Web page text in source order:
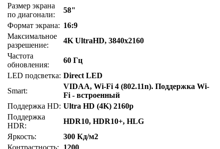
Размер экрана
по диагонали:
58"
Формат экрана: 16:9
Максимальное
разрешение:
4K UltraHD, 3840x2160
Частота
обновления:
60 Гц
LED подсветка: Direct LED
Smart:
VIDAA, Wi-Fi 4 (802.11n). Поддержка Wi-
Fi - встроенный
Поддержка HD: Ultra HD (4K) 2160p
Поддержка
HDR:
HDR10, HDR10+, HLG
Яркость:
300 Кд/м2